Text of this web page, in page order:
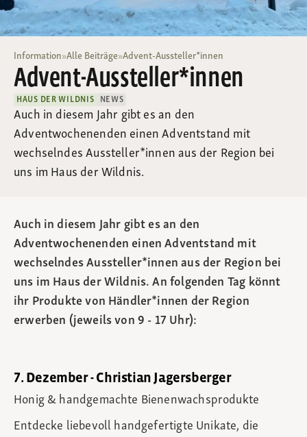
Information»Alle Beiträge»Advent-Aussteller*innen
Advent-Aussteller*innen
HAUS DER WILDNIS NEWS
Auch in diesem Jahr gibt es an den
Adventwochenenden einen Adventstand mit
wechselndes Aussteller*innen aus der Region bei
uns im Haus der Wildnis.
Auch in diesem Jahr gibt es an den
Adventwochenenden einen Adventstand mit
wechselndes Aussteller*innen aus der Region bei
uns im Haus der Wildnis. An folgenden Tag könnt
ihr Produkte von Händler*innen der Region
erwerben (jeweils von 9 - 17 Uhr):
7. Dezember - Christian Jagersberger
Honig & handgemachte Bienenwachsprodukte
Entdecke liebevoll handgefertigte Unikate, die